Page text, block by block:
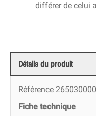
différer de celui
Détails du produit
Référence 265030000
Fiche technique